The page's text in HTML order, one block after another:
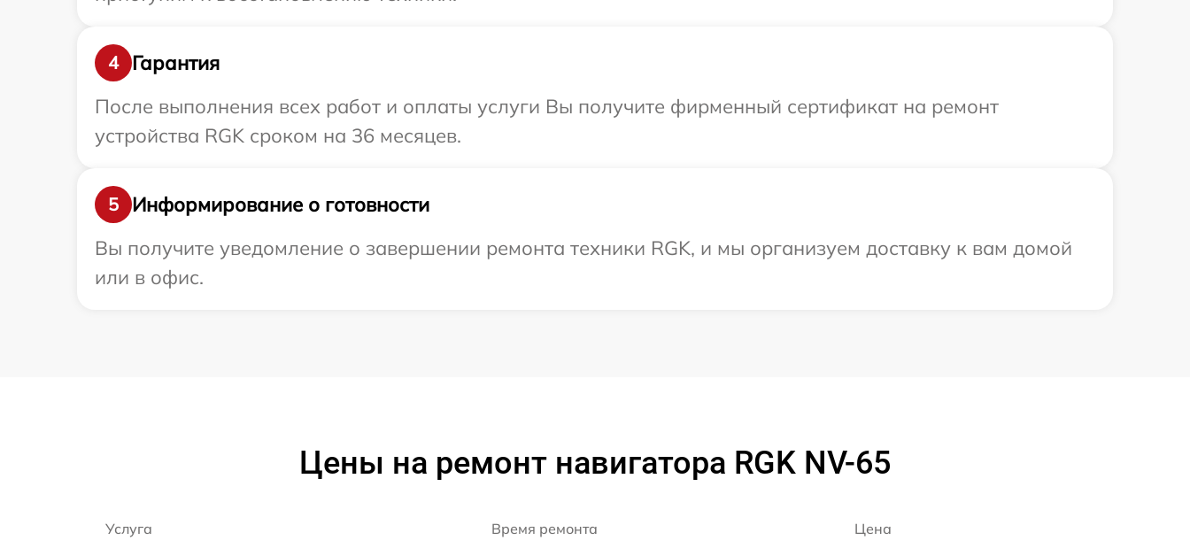
4
Гарантия
После выполнения всех работ и оплаты услуги Вы получите фирменный сертификат на ремонт
устройства RGK сроком на 36 месяцев.
5
Информирование о готовности
Вы получите уведомление о завершении ремонта техники RGK, и мы организуем доставку к вам домой
или в офис.
Цены на ремонт навигатора RGK NV-65
Услуга Время ремонта Цена